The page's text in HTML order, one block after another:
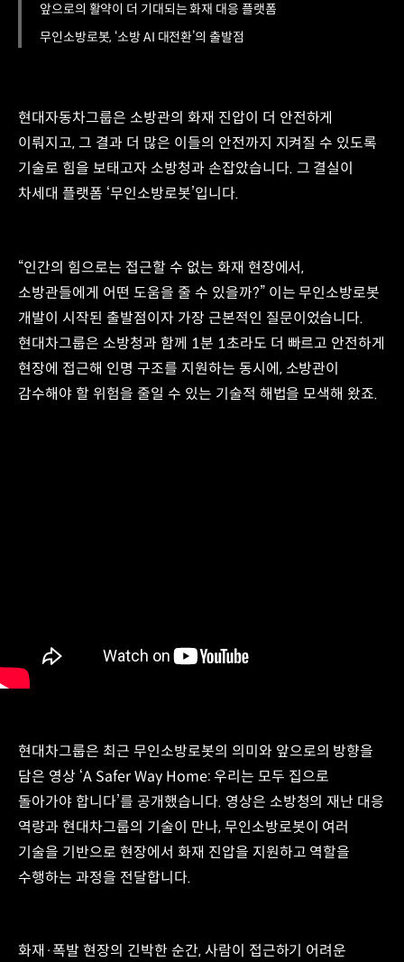
앞으로의 활약이 더 기대되는 화재 대응 플랫폼
무인소방로봇, ‘소방 AI 대전환’의 출발점
현대자동차그룹은 소방관의 화재 진압이 더 안전하게
이뤄지고, 그 결과 더 많은 이들의 안전까지 지켜질 수 있도록
기술로 힘을 보태고자 소방청과 손잡았습니다. 그 결실이
차세대 플랫폼 ‘무인소방로봇’입니다.
“인간의 힘으로는 접근할 수 없는 화재 현장에서,
소방관들에게 어떤 도움을 줄 수 있을까?” 이는 무인소방로봇
개발이 시작된 출발점이자 가장 근본적인 질문이었습니다.
현대차그룹은 소방청과 함께 1분 1초라도 더 빠르고 안전하게
현장에 접근해 인명 구조를 지원하는 동시에, 소방관이
감수해야 할 위험을 줄일 수 있는 기술적 해법을 모색해 왔죠.
현대차그룹은 최근 무인소방로봇의 의미와 앞으로의 방향을
담은 영상 ‘A Safer Way Home: 우리는 모두 집으로
돌아가야 합니다’를 공개했습니다. 영상은 소방청의 재난 대응
역량과 현대차그룹의 기술이 만나, 무인소방로봇이 여러
기술을 기반으로 현장에서 화재 진압을 지원하고 역할을
수행하는 과정을 전달합니다.
화재·폭발 현장의 긴박한 순간, 사람이 접근하기 어려운